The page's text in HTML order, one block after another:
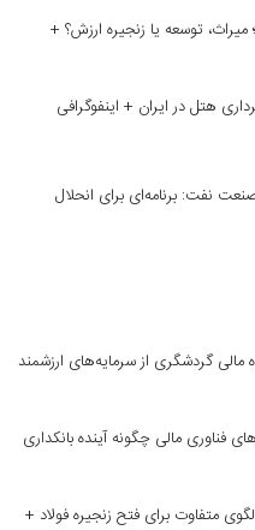
توسعه یا زنجیره ارزش؟ +
هتل در ایران + اینفوگرافی
نفت: برنامه‌ای برای انحلال
گردشگری از سرمایه‌های ارزشمند
فناوری مالی چگونه آینده بانکداری
متفاوت برای فتح زنجیره فولاد +